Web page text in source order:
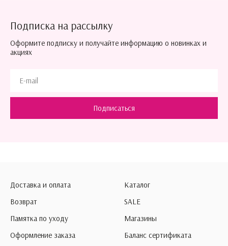
Подписка на рассылку
Оформите подписку и получайте информацию о новинках и
акциях
Подписаться
Доставка и оплата
Возврат
Памятка по уходу
Оформление заказа
Каталог
SALE
Магазины
Баланс сертификата